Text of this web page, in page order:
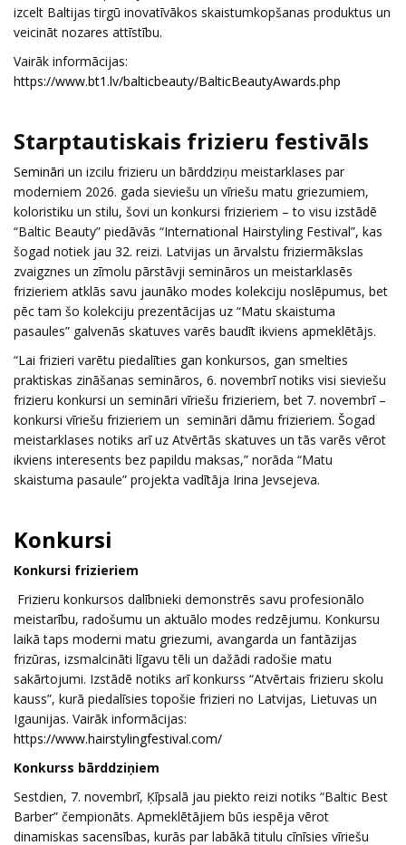
izcelt Baltijas tirgū inovatīvākos skaistumkopšanas produktus un
veicināt nozares attīstību.
Vairāk informācijas:
https://www.bt1.lv/balticbeauty/BalticBeautyAwards.php
Starptautiskais frizieru festivāls
Semināri un izcilu frizieru un bārddziņu meistarklases par
moderniem 2026. gada sieviešu un vīriešu matu griezumiem,
koloristiku un stilu, šovi un konkursi frizieriem – to visu izstādē
“Baltic Beauty” piedāvās “International Hairstyling Festival”, kas
šogad notiek jau 32. reizi. Latvijas un ārvalstu friziermākslas
zvaigznes un zīmolu pārstāvji semināros un meistarklasēs
frizieriem atklās savu jaunāko modes kolekciju noslēpumus, bet
pēc tam šo kolekciju prezentācijas uz “Matu skaistuma
pasaules” galvenās skatuves varēs baudīt ikviens apmeklētājs.
“Lai frizieri varētu piedalīties gan konkursos, gan smelties
praktiskas zināšanas semināros, 6. novembrī notiks visi sieviešu
frizieru konkursi un semināri vīriešu frizieriem, bet 7. novembrī –
konkursi vīriešu frizieriem un semināri dāmu frizieriem. Šogad
meistarklases notiks arī uz Atvērtās skatuves un tās varēs vērot
ikviens interesents bez papildu maksas,” norāda “Matu
skaistuma pasaule” projekta vadītāja Irina Jevsejeva.
Konkursi
Konkursi frizieriem
Frizieru konkursos dalībnieki demonstrēs savu profesionālo
meistarību, radošumu un aktuālo modes redzējumu. Konkursu
laikā taps moderni matu griezumi, avangarda un fantāzijas
frizūras, izsmalcināti līgavu tēli un dažādi radošie matu
sakārtojumi. Izstādē notiks arī konkurss “Atvērtais frizieru skolu
kauss”, kurā piedalīsies topošie frizieri no Latvijas, Lietuvas un
Igaunijas. Vairāk informācijas:
https://www.hairstylingfestival.com/
Konkurss bārddziņiem
Sestdien, 7. novembrī, Ķīpsalā jau piekto reizi notiks “Baltic Best
Barber” čempionāts. Apmeklētājiem būs iespēja vērot
dinamiskas sacensības, kurās par labākā titulu cīnīsies vīriešu